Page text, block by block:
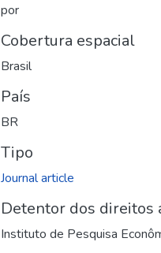
por
Cobertura espacial
Brasil
País
BR
Tipo
Journal article
Detentor dos direitos
Instituto de Pesquisa